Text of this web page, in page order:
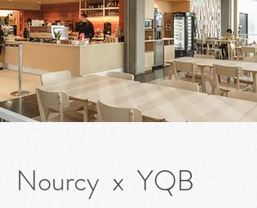
Nourcy x YQB